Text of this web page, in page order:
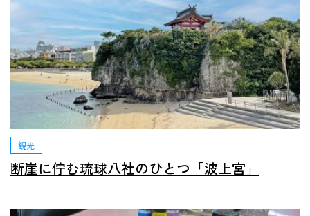
観光
断崖に佇む琉球八社のひとつ「波上宮」